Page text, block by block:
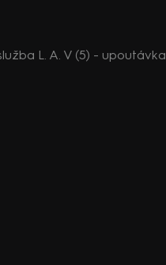
L. A. V (5) - upoutávka